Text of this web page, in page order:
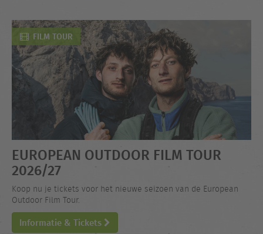
FILM TOUR
EUROPEAN OUTDOOR FILM TOUR
2026/27
Koop nu je tickets voor het nieuwe seizoen van de European
Outdoor Film Tour.
Informatie & Tickets